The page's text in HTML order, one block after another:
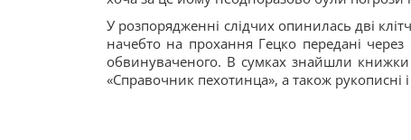
У розпорядженні слідчих опинилась дві
начебто на прохання Гецко передані
обвинуваченого. В сумках знайшли книжки
«Справочник пехотинца», а також рукописні